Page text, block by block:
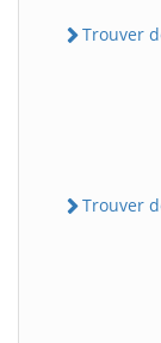
Trouver
Trouver